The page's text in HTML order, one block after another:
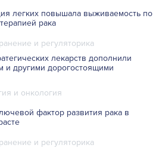
легких повышала выживаемость по
рака
и регуляторика
лекарств дополнили
и другими дорогостоящими
и онкология
фактор развития рака в
и регуляторика